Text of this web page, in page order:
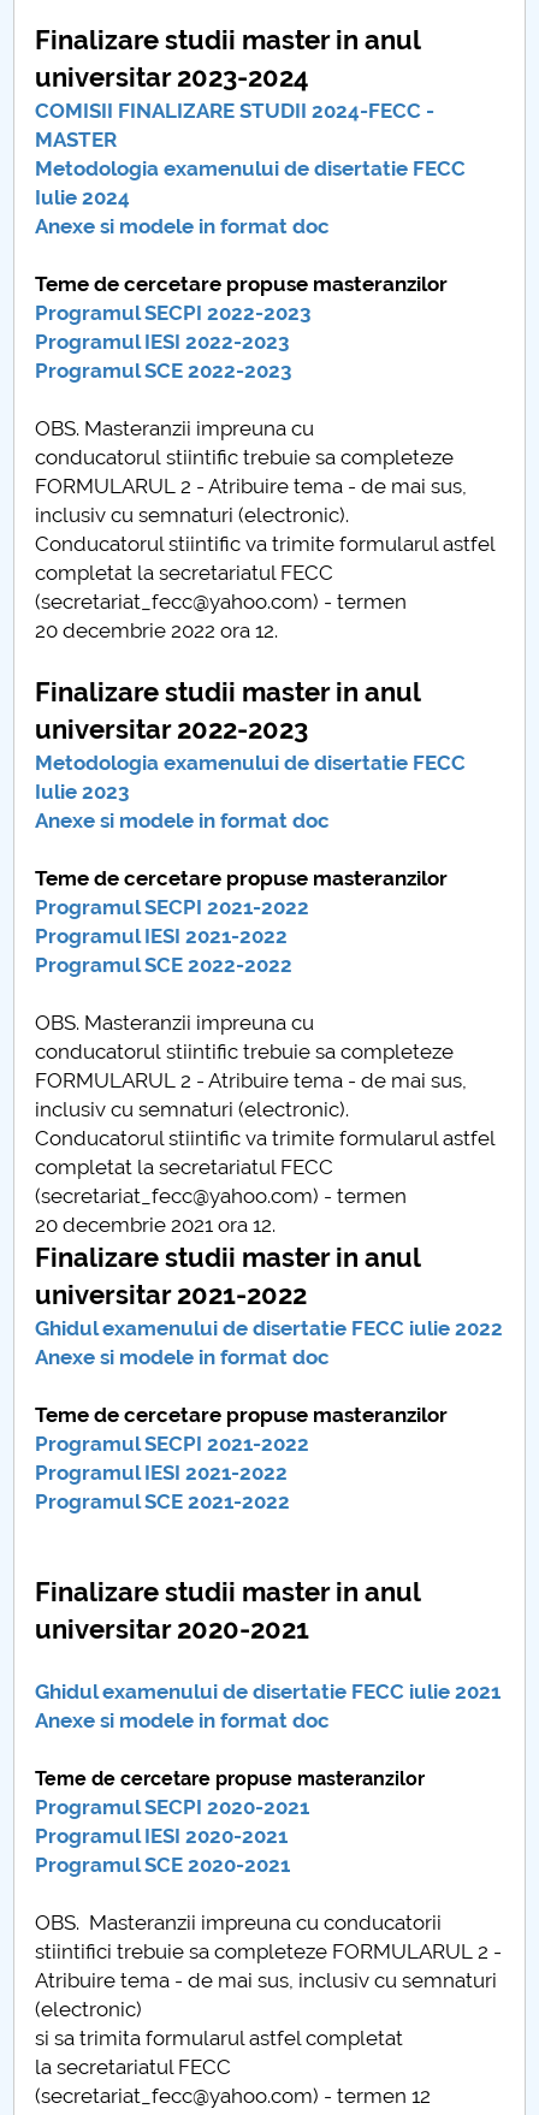
Cercetare stiintifica si concursuri studentesti
Practica
Oportunitati cariera
Tabere studentesti
Radioclub YO7KXJ
Avizier electronic
Finalizare studii master in anul
universitar 2023-2024
COMISII FINALIZARE STUDII 2024-FECC -
MASTER
Metodologia examenului de disertatie FECC
Iulie 2024
Anexe si modele in format doc
Teme de cercetare propuse masteranzilor
Programul SECPI 2022-2023
Programul IESI 2022-2023
Programul SCE 2022-2023
OBS. Masteranzii impreuna cu
conducatorul stiintific trebuie sa completeze
FORMULARUL 2 - Atribuire tema - de mai sus,
inclusiv cu semnaturi (electronic).
Conducatorul stiintific va trimite formularul astfel
completat la secretariatul FECC
(secretariat_fecc@yahoo.com) - termen
20 decembrie 2022 ora 12.
Finalizare studii master in anul
universitar 2022-2023
Metodologia examenului de disertatie FECC
Iulie 2023
Anexe si modele in format doc
Teme de cercetare propuse masteranzilor
Programul SECPI 2021-2022
Programul IESI 2021-2022
Programul SCE 2022-2022
OBS. Masteranzii impreuna cu
conducatorul stiintific trebuie sa completeze
FORMULARUL 2 - Atribuire tema - de mai sus,
inclusiv cu semnaturi (electronic).
Conducatorul stiintific va trimite formularul astfel
completat la secretariatul FECC
(secretariat_fecc@yahoo.com) - termen
20 decembrie 2021 ora 12.
Finalizare studii master in anul
universitar 2021-2022
Ghidul examenului de disertatie FECC iulie 2022
Anexe si modele in format doc
Teme de cercetare propuse masteranzilor
Programul SECPI 2021-2022
Programul IESI 2021-2022
Programul SCE 2021-2022
Finalizare studii master in anul
universitar 2020-2021
Ghidul examenului de disertatie FECC iulie 2021
Anexe si modele in format doc
Teme de cercetare propuse masteranzilor
Programul SECPI 2020-2021
Programul IESI 2020-2021
Programul SCE 2020-2021
OBS. Masteranzii impreuna cu conducatorii
stiintifici trebuie sa completeze FORMULARUL 2 -
Atribuire tema - de mai sus, inclusiv cu semnaturi
(electronic)
si sa trimita formularul astfel completat
la secretariatul FECC
(secretariat_fecc@yahoo.com) - termen 12